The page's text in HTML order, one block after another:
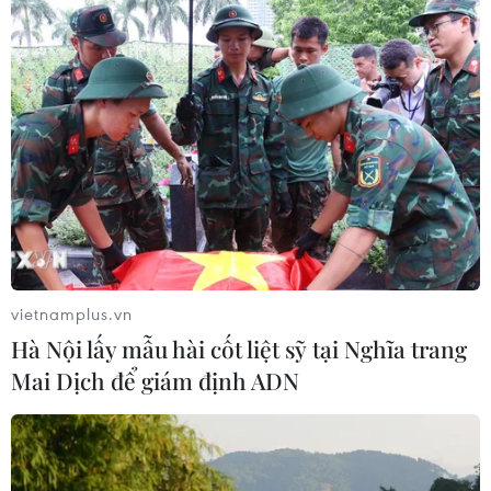
24 năm tù cho đôi vợ chồng tổ chức
“bay lắc” trong quán karaoke
05/08/2026 13:41
Lập kênh TikTok khởi nghiệp, lừa
đảo chiếm đoạt 15 tỷ đồng
05/08/2026 11:36
Xem thêm
vietnamplus.vn
Hà Nội lấy mẫu hài cốt liệt sỹ tại Nghĩa trang
Mai Dịch để giám định ADN